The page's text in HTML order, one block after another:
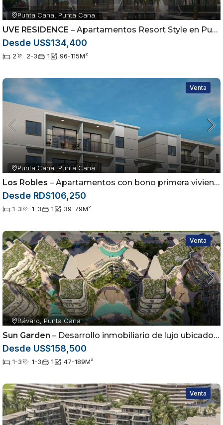
Punta Cana, Punta Cana
UVE RESIDENCE – Apartamentos Resort Style en Punta Cana desde US$134,400 | Alta Rentabilidad
Desde US$134,400
2 2-3 1 96-115M²
Venta
Punta Cana, Punta Cana
Los Robles – Apartamentos con bono primera vivienda ubicados en el sector de Arena Gorda, Punta Cana
Desde RD$106,250
1-3 1-3 1 39-79M²
Venta
Bávaro, Punta Cana
Sun Garden – Desarrollo inmobiliario de lujo ubicado en Cabeza de Toro, Punta Cana
Desde US$158,500
1-3 1-3 1 47-189M²
Venta